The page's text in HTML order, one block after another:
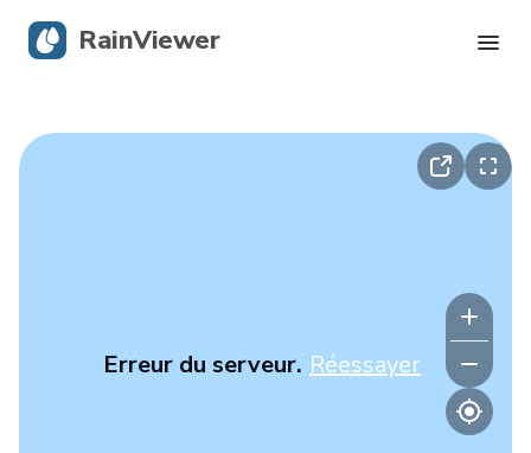
Erreur du serveur. Réessayer
RainViewer